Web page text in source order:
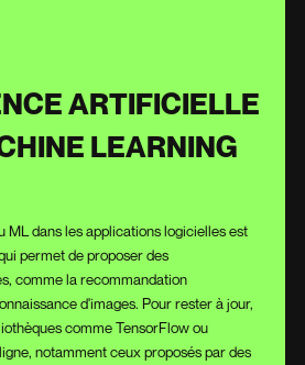
ARTIFICIELLE
LEARNING
ML dans les applications logicielles est
permet de proposer des
comme la recommandation
d'images. Pour rester à jour,
comme TensorFlow ou
notamment ceux proposés par des